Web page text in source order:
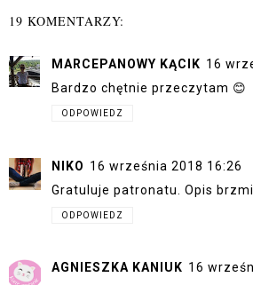
19 KOMENTARZY:
MARCEPANOWY KĄCIK 16
Bardzo chętnie przeczytam 😊
ODPOWIEDZ
NIKO 16 września 2018 16:26
Gratuluje patronatu. Opis
ODPOWIEDZ
AGNIESZKA KANIUK 16